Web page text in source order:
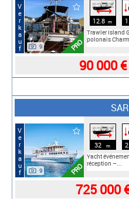
Verkauf PRO
9
⟷
12.8 m
🠓
Trawler Island
polonais
90 000 €
Verkauf PRO
9
⟷
32 m
🠓
Yacht
réception –...
725 000